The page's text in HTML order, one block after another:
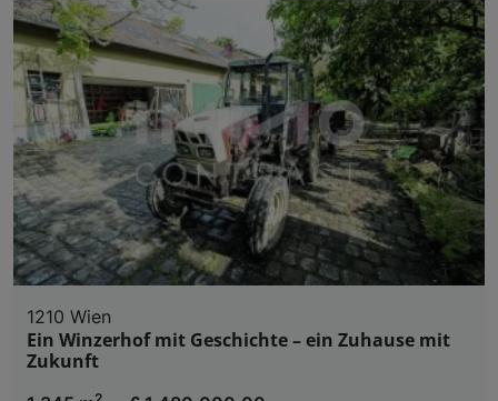
1210 Wien
Ein Winzerhof mit Geschichte – ein Zuhause mit
Zukunft